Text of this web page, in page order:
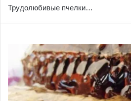
Трудолюбивые пчелки…